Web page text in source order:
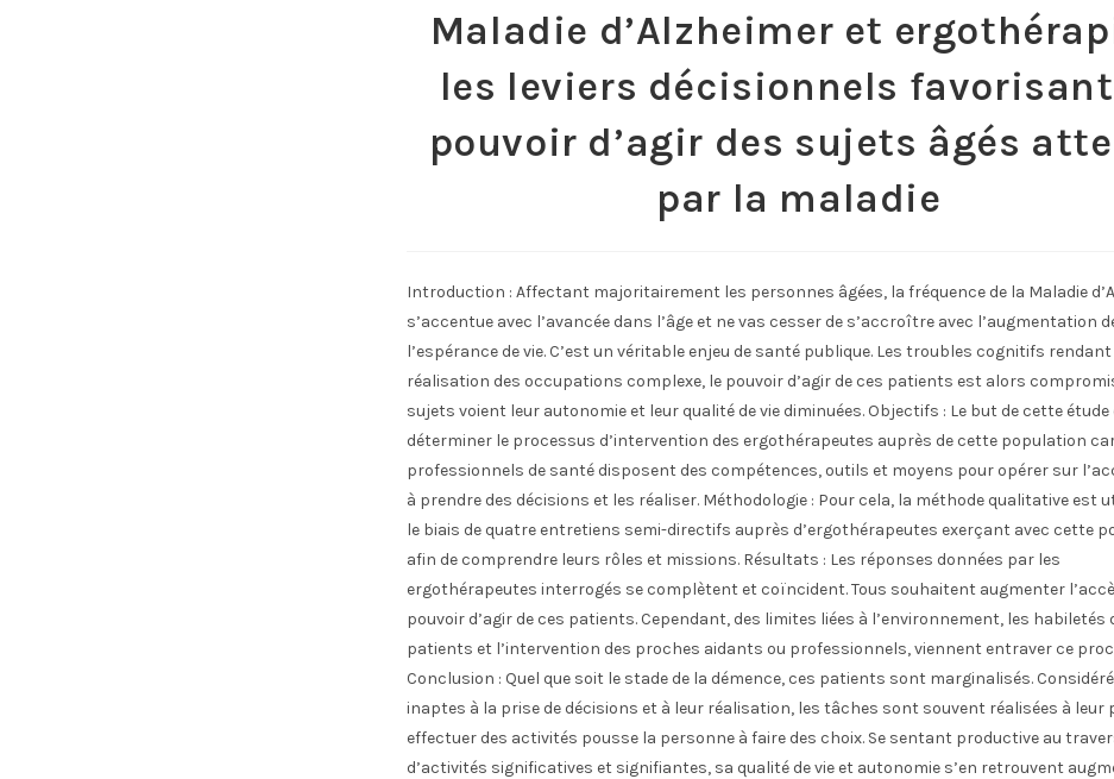
Maladie d’Alzheimer et
les leviers décisionnels
pouvoir d’agir des sujets âgés
par la maladie
Introduction : Affectant majoritairement les personnes âgées, la fréquence de la Maladie
s’accentue avec l’avancée dans l’âge et ne vas cesser de s’accroître avec l’augmentation
l’espérance de vie. C’est un véritable enjeu de santé publique. Les troubles cognitifs rendant
réalisation des occupations complexe, le pouvoir d’agir de ces patients est alors
sujets voient leur autonomie et leur qualité de vie diminuées. Objectifs : Le but de cette étude
déterminer le processus d’intervention des ergothérapeutes auprès de cette population
professionnels de santé disposent des compétences, outils et moyens pour opérer sur
à prendre des décisions et les réaliser. Méthodologie : Pour cela, la méthode qualitative est
le biais de quatre entretiens semi-directifs auprès d’ergothérapeutes exerçant avec cette
afin de comprendre leurs rôles et missions. Résultats : Les réponses données par les
ergothérapeutes interrogés se complètent et coïncident. Tous souhaitent augmenter
pouvoir d’agir de ces patients. Cependant, des limites liées à l’environnement, les habiletés
patients et l’intervention des proches aidants ou professionnels, viennent entraver ce
Conclusion : Quel que soit le stade de la démence, ces patients sont marginalisés.
inaptes à la prise de décisions et à leur réalisation, les tâches sont souvent réalisées à leur
effectuer des activités pousse la personne à faire des choix. Se sentant productive au
d’activités significatives et signifiantes, sa qualité de vie et autonomie s’en retrouvent